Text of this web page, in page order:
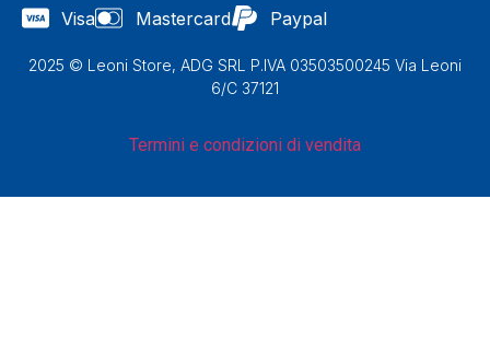
Visa Mastercard Paypal
2025 © Leoni Store, ADG SRL P.IVA 03503500245 Via Leoni
6/C 37121
Termini e condizioni di vendita